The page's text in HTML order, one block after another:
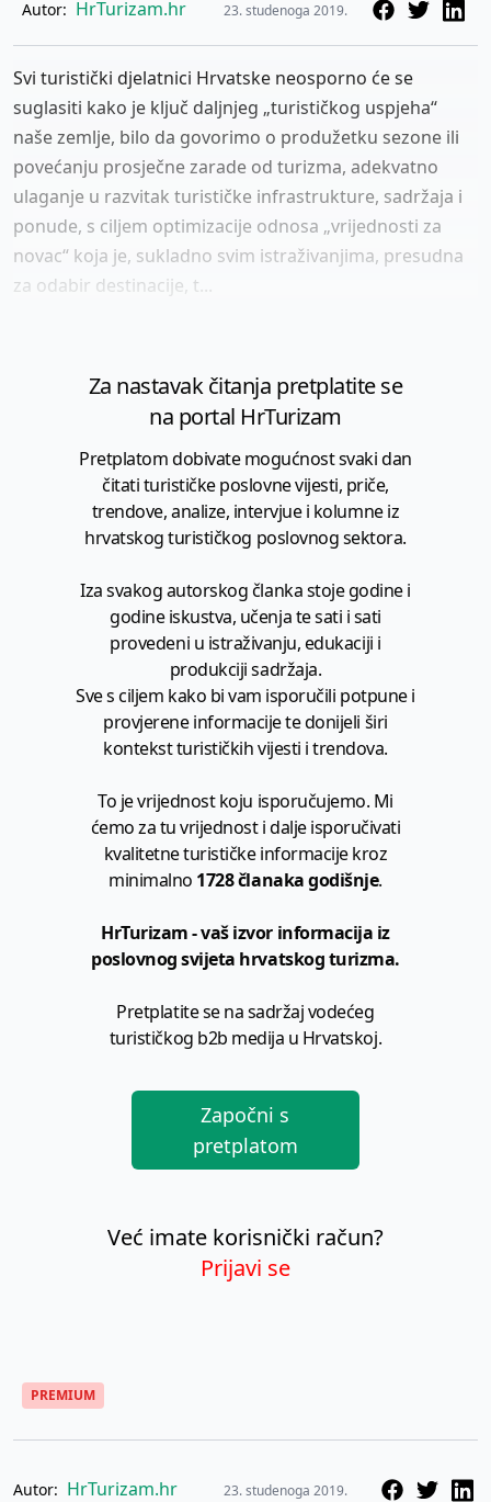
Autor: HrTurizam.hr 23. studenoga 2019.
Svi turistički djelatnici Hrvatske neosporno će se
suglasiti kako je ključ daljnjeg „turističkog uspjeha“
naše zemlje, bilo da govorimo o produžetku sezone ili
povećanju prosječne zarade od turizma, adekvatno
ulaganje u razvitak turističke infrastrukture, sadržaja i
ponude, s ciljem optimizacije odnosa „vrijednosti za
novac“ koja je, sukladno svim istraživanjima, presudna
za odabir destinacije, t...
Za nastavak čitanja pretplatite se
na portal HrTurizam
Pretplatom dobivate mogućnost svaki dan
čitati turističke poslovne vijesti, priče,
trendove, analize, intervjue i kolumne iz
hrvatskog turističkog poslovnog sektora.
Iza svakog autorskog članka stoje godine i
godine iskustva, učenja te sati i sati
provedeni u istraživanju, edukaciji i
produkciji sadržaja.
Sve s ciljem kako bi vam isporučili potpune i
provjerene informacije te donijeli širi
kontekst turističkih vijesti i trendova.
To je vrijednost koju isporučujemo. Mi
ćemo za tu vrijednost i dalje isporučivati
kvalitetne turističke informacije kroz
minimalno 1728 članaka godišnje.
HrTurizam - vaš izvor informacija iz
poslovnog svijeta hrvatskog turizma.
Pretplatite se na sadržaj vodećeg
turističkog b2b medija u Hrvatskoj.
Započni s
pretplatom
Već imate korisnički račun?
Prijavi se
PREMIUM
Autor: HrTurizam.hr 23. studenoga 2019.